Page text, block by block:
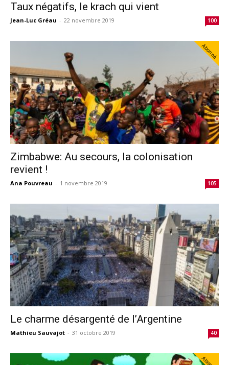
Taux négatifs, le krach qui vient
Jean-Luc Gréau - 22 novembre 2019 100
Abonné
Zimbabwe: Au secours, la colonisation
revient !
Ana Pouvreau - 1 novembre 2019 105
Le charme désargenté de l’Argentine
Mathieu Sauvajot - 31 octobre 2019 40